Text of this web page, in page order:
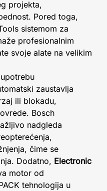
projekta,
Pored toga,
sistemom za
profesionalnim
svoje alate na velikim
zaustavlja
ili blokadu,
Bosch
nadgleda
čime se
Dodatno, Electronic
motor od
tehnologija u